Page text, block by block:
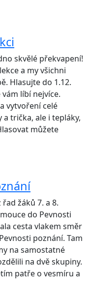
skvělé překvapení!
a my všichni
Hlasujte do 1.12.
líbí nejvíce.
vytvoření celé
trička, ale i tepláky,
můžete
žáků 7. a 8.
do Pevnosti
cesta vlakem směr
poznání. Tam
na samostatné
na dvě skupiny.
patře o vesmíru a